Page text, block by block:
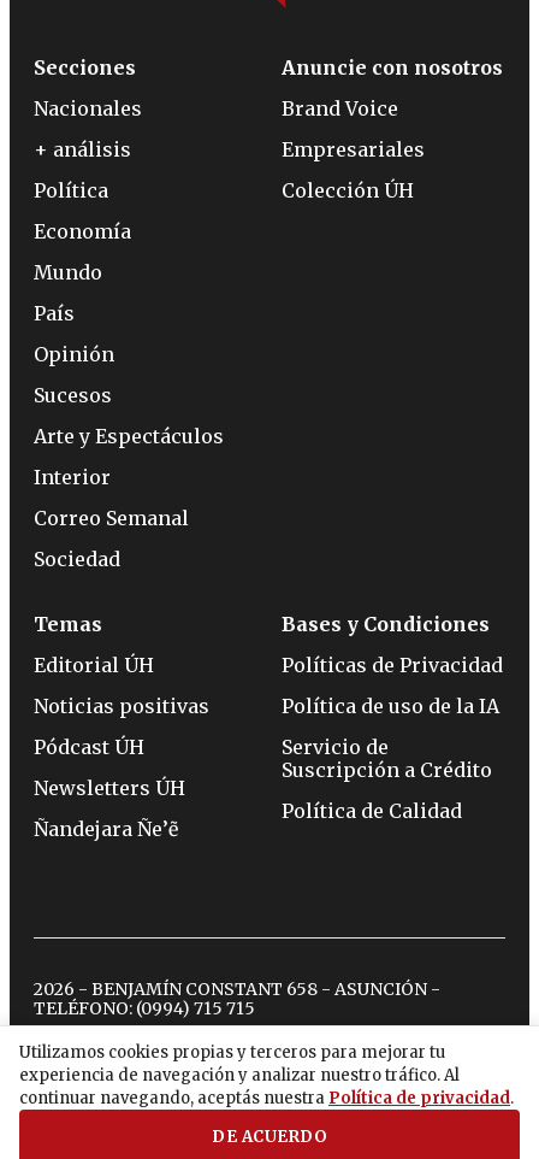
Utilizamos cookies propias y terceros para mejorar tu
experiencia de navegación y analizar nuestro tráfico. Al
continuar navegando, aceptás nuestra Política de privacidad.
DE ACUERDO
Secciones
Nacionales
+ análisis
Política
Economía
Mundo
País
Opinión
Sucesos
Arte y Espectáculos
Interior
Correo Semanal
Sociedad
Anuncie con nosotros
Brand Voice
Empresariales
Colección ÚH
Temas
Editorial ÚH
Noticias positivas
Pódcast ÚH
Newsletters ÚH
Ñandejara Ñe’ẽ
Bases y Condiciones
Políticas de Privacidad
Política de uso de la IA
Servicio de
Suscripción a Crédito
Política de Calidad
2026 - BENJAMÍN CONSTANT 658 - ASUNCIÓN -
TELÉFONO: (0994) 715 715
twitterinstagram
facebook
tiktokyoutubespotify